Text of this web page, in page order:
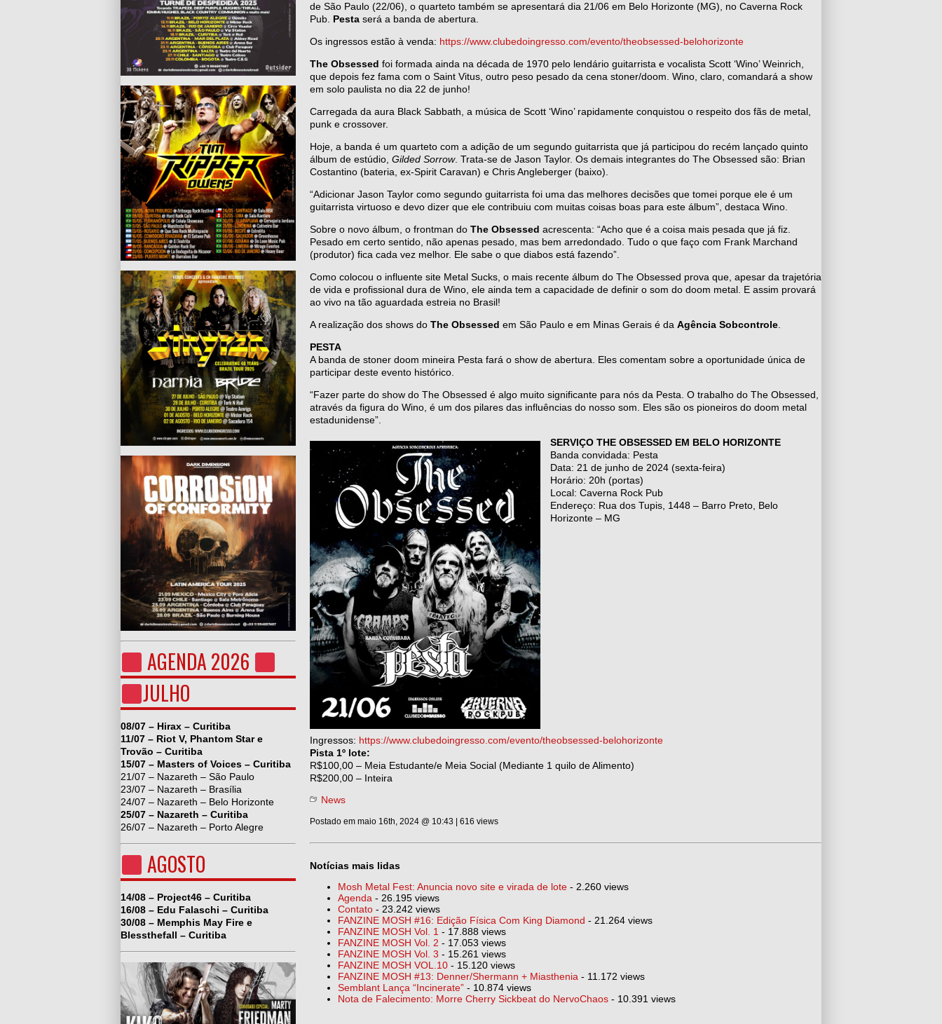
AGENDA 2026
JULHO
08/07 – Hirax – Curitiba
11/07 – Riot V, Phantom Star e
Trovão – Curitiba
15/07 – Masters of Voices – Curitiba
21/07 – Nazareth – São Paulo
23/07 – Nazareth – Brasília
24/07 – Nazareth – Belo Horizonte
25/07 – Nazareth – Curitiba
26/07 – Nazareth – Porto Alegre
AGOSTO
14/08 – Project46 – Curitiba
16/08 – Edu Falaschi – Curitiba
30/08 – Memphis May Fire e
Blessthefall – Curitiba
de São Paulo (22/06), o quarteto também se apresentará dia 21/06 em Belo Horizonte (MG), no Caverna Rock
Pub. Pesta será a banda de abertura.
Os ingressos estão à venda: https://www.clubedoingresso.com/evento/theobsessed-belohorizonte
The Obsessed foi formada ainda na década de 1970 pelo lendário guitarrista e vocalista Scott ‘Wino’ Weinrich,
que depois fez fama com o Saint Vitus, outro peso pesado da cena stoner/doom. Wino, claro, comandará a show
em solo paulista no dia 22 de junho!
Carregada da aura Black Sabbath, a música de Scott ‘Wino’ rapidamente conquistou o respeito dos fãs de metal,
punk e crossover.
Hoje, a banda é um quarteto com a adição de um segundo guitarrista que já participou do recém lançado quinto
álbum de estúdio, Gilded Sorrow. Trata-se de Jason Taylor. Os demais integrantes do The Obsessed são: Brian
Costantino (bateria, ex-Spirit Caravan) e Chris Angleberger (baixo).
“Adicionar Jason Taylor como segundo guitarrista foi uma das melhores decisões que tomei porque ele é um
guitarrista virtuoso e devo dizer que ele contribuiu com muitas coisas boas para este álbum”, destaca Wino.
Sobre o novo álbum, o frontman do The Obsessed acrescenta: “Acho que é a coisa mais pesada que já fiz.
Pesado em certo sentido, não apenas pesado, mas bem arredondado. Tudo o que faço com Frank Marchand
(produtor) fica cada vez melhor. Ele sabe o que diabos está fazendo”.
Como colocou o influente site Metal Sucks, o mais recente álbum do The Obsessed prova que, apesar da trajetória
de vida e profissional dura de Wino, ele ainda tem a capacidade de definir o som do doom metal. E assim provará
ao vivo na tão aguardada estreia no Brasil!
A realização dos shows do The Obsessed em São Paulo e em Minas Gerais é da Agência Sobcontrole
PESTA
A banda de stoner doom mineira Pesta fará o show de abertura. Eles comentam sobre a oportunidade única de
participar deste evento histórico.
“Fazer parte do show do The Obsessed é algo muito significante para nós da Pesta. O trabalho do The Obsessed,
através da figura do Wino, é um dos pilares das influências do nosso som. Eles são os pioneiros do doom metal
estadunidense”.
SERVIÇO THE OBSESSED EM BELO HORIZONTE
Banda convidada: Pesta
Data: 21 de junho de 2024 (sexta-feira)
Horário: 20h (portas)
Local: Caverna Rock Pub
Endereço: Rua dos Tupis, 1448 – Barro Preto, Belo
Horizonte – MG
Ingressos: https://www.clubedoingresso.com/evento/theobsessed-belohorizonte
Pista 1º lote:
R$100,00 – Meia Estudante/e Meia Social (Mediante 1 quilo de Alimento)
R$200,00 – Inteira
News
Postado em maio 16th, 2024 @ 10:43 | 616 views
Notícias mais lidas
Mosh Metal Fest: Anuncia novo site e virada de lote - 2.260 views
Agenda - 26.195 views
Contato - 23.242 views
FANZINE MOSH #16: Edição Física Com King Diamond - 21.264 views
FANZINE MOSH Vol. 1 - 17.888 views
FANZINE MOSH Vol. 2 - 17.053 views
FANZINE MOSH Vol. 3 - 15.261 views
FANZINE MOSH VOL.10 - 15.120 views
FANZINE MOSH #13: Denner/Shermann + Miasthenia - 11.172 views
Semblant Lança “Incinerate” - 10.874 views
Nota de Falecimento: Morre Cherry Sickbeat do NervoChaos - 10.391 views